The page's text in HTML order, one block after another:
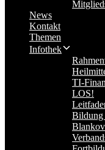
News
Kontakt
Themen
Infothek
TI-
LOS!
Bildung